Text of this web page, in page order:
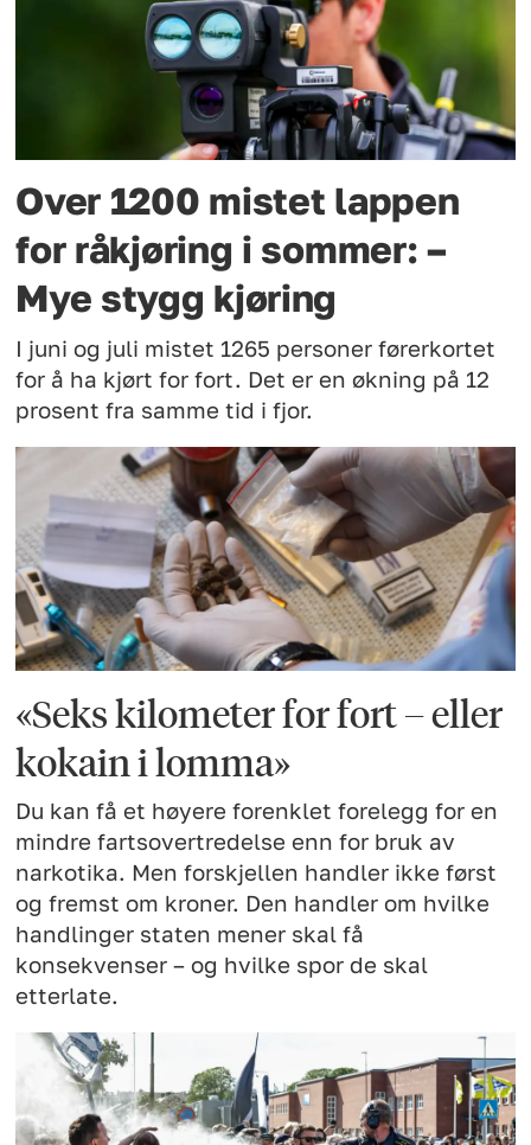
Over 1200 mistet lappen
for råkjøring i sommer: –
Mye stygg kjøring
I juni og juli mistet 1265 personer førerkortet
for å ha kjørt for fort. Det er en økning på 12
prosent fra samme tid i fjor.
«Seks kilometer for fort – eller
kokain i lomma»
Du kan få et høyere forenklet forelegg for en
mindre fartsovertredelse enn for bruk av
narkotika. Men forskjellen handler ikke først
og fremst om kroner. Den handler om hvilke
handlinger staten mener skal få
konsekvenser – og hvilke spor de skal
etterlate.